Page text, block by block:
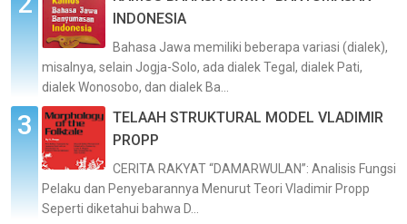
INDONESIA
Bahasa Jawa memiliki beberapa variasi (dialek),
misalnya, selain Jogja-Solo, ada dialek Tegal, dialek Pati,
dialek Wonosobo, dan dialek Ba...
TELAAH STRUKTURAL MODEL VLADIMIR
PROPP
CERITA RAKYAT “DAMARWULAN”: Analisis Fungsi
Pelaku dan Penyebarannya Menurut Teori Vladimir Propp
Seperti diketahui bahwa D...